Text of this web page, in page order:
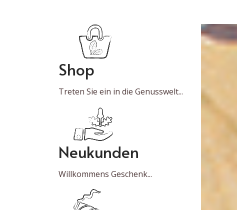
Shop
Treten Sie ein in die Genusswelt...
Neukunden
Willkommens Geschenk...